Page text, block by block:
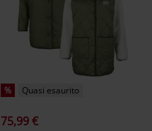
% Quasi esaurito
75,99 €